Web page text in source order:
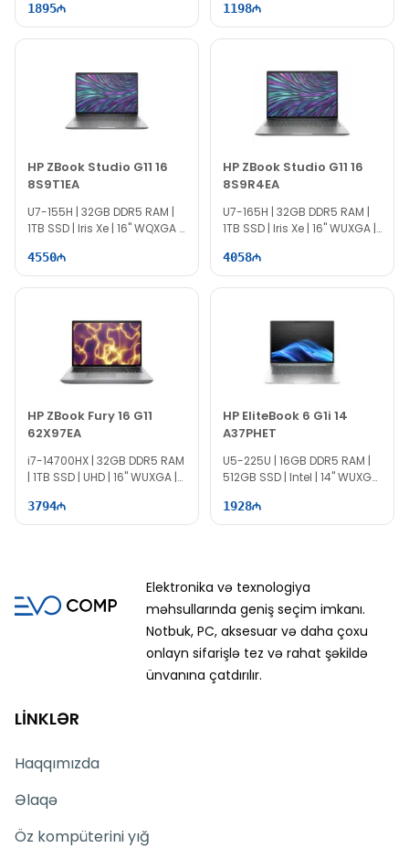
1895 1198
HP ZBook Studio G11 16
8S9T1EA
U7-155H | 32GB DDR5 RAM |
1TB SSD | Iris Xe | 16" WQXGA |
4550
HP ZBook Studio G11 16
8S9R4EA
U7-165H | 32GB DDR5 RAM |
1TB SSD | Iris Xe | 16" WUXGA |
4058
HP ZBook Fury 16 G11
62X97EA
i7-14700HX | 32GB DDR5 RAM
| 1TB SSD | UHD | 16" WUXGA |
3794
HP EliteBook 6 G1i 14
A37PHET
U5-225U | 16GB DDR5 RAM |
512GB SSD | Intel | 14" WUXGA
1928
Elektronika və texnologiya
məhsullarında geniş seçim imkanı.
Notbuk, PC, aksesuar və daha çoxu
onlayn sifarişlə tez və rahat şəkildə
ünvanına çatdırılır.
LİNKLƏR
Haqqımızda
Əlaqə
Öz kompüterini yığ